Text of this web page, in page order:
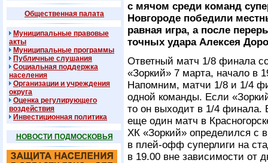
Общественная палата
Муниципальные правовые
акты
Муниципальные программы
Публичные слушания
Социальная поддержка
населения
Организации и учреждения
округа
Оценка регулирующего
воздействия
Инвестиционная политика
НОВОСТИ ПОДМОСКОВЬЯ
с мячом среди команд
Новгороде победили
равная игра, а после
точных удара Алексея
Ответный матч 1/8 финала
«Зоркий» 7 марта, начало в
Напомним, матчи 1/8 и 1/4
одной команды. Если
то он выходит в 1/4 финала.
еще один матч в
ХК «Зоркий» определился с
в плей-офф суперлиги на
в 19.00 вне зависимости от